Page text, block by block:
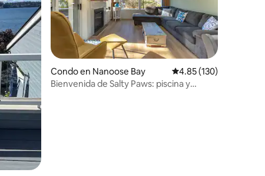
Condo en Nanoose Bay Calificación promedio:
4.85 (130)
Bienvenida de Salty Paws: piscina y